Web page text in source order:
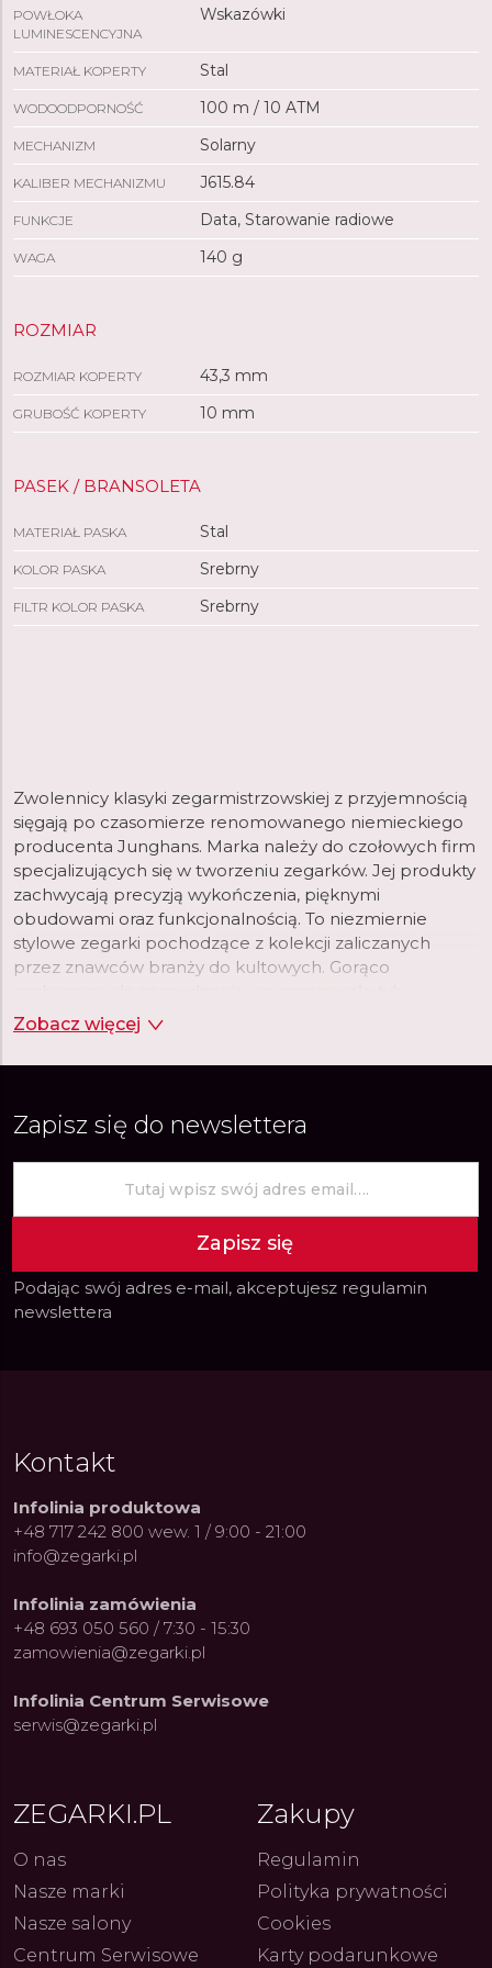
POWŁOKA
LUMINESCENCYJNA
Wskazówki
MATERIAŁ KOPERTY Stal
WODOODPORNOŚĆ 100 m / 10 ATM
MECHANIZM Solarny
KALIBER MECHANIZMU J615.84
FUNKCJE Data, Starowanie radiowe
WAGA 140 g
ROZMIAR
ROZMIAR KOPERTY 43,3 mm
GRUBOŚĆ KOPERTY 10 mm
PASEK / BRANSOLETA
MATERIAŁ PASKA Stal
KOLOR PASKA Srebrny
FILTR KOLOR PASKA Srebrny
Zwolennicy klasyki zegarmistrzowskiej z przyjemnością
sięgają po czasomierze renomowanego niemieckiego
producenta Junghans. Marka należy do czołowych firm
specjalizujących się w tworzeniu zegarków. Jej produkty
zachwycają precyzją wykończenia, pięknymi
obudowami oraz funkcjonalnością. To niezmiernie
stylowe zegarki pochodzące z kolekcji zaliczanych
przez znawców branży do kultowych. Gorąco
wielbicieli uznanego producenta.
Zobacz więcej
Zapisz się do newslettera
Zapisz się
Podając swój adres e-mail, akceptujesz regulamin
newslettera
Kontakt
Infolinia produktowa
+48 717 242 800 wew. 1 / 9:00 - 21:00
info@zegarki.pl
Infolinia zamówienia
+48 693 050 560 / 7:30 - 15:30
zamowienia@zegarki.pl
Infolinia Centrum Serwisowe
serwis@zegarki.pl
ZEGARKI.PL
O nas
Nasze marki
Nasze salony
Centrum Serwisowe
Zakupy
Regulamin
Polityka prywatności
Cookies
Karty podarunkowe